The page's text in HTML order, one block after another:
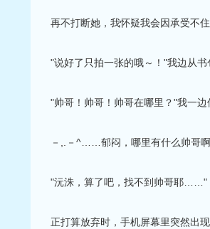
再不打断她，我怀疑我会因承受不
"说好了只拍一张的哦～！"我边从
"帅哥！帅哥！帅哥在哪里？"我一
－,.－^……郁闷，哪里有什么帅哥
"沅洙，算了吧，找不到帅哥耶……"
正打算放弃时，手机屏幕里突然出